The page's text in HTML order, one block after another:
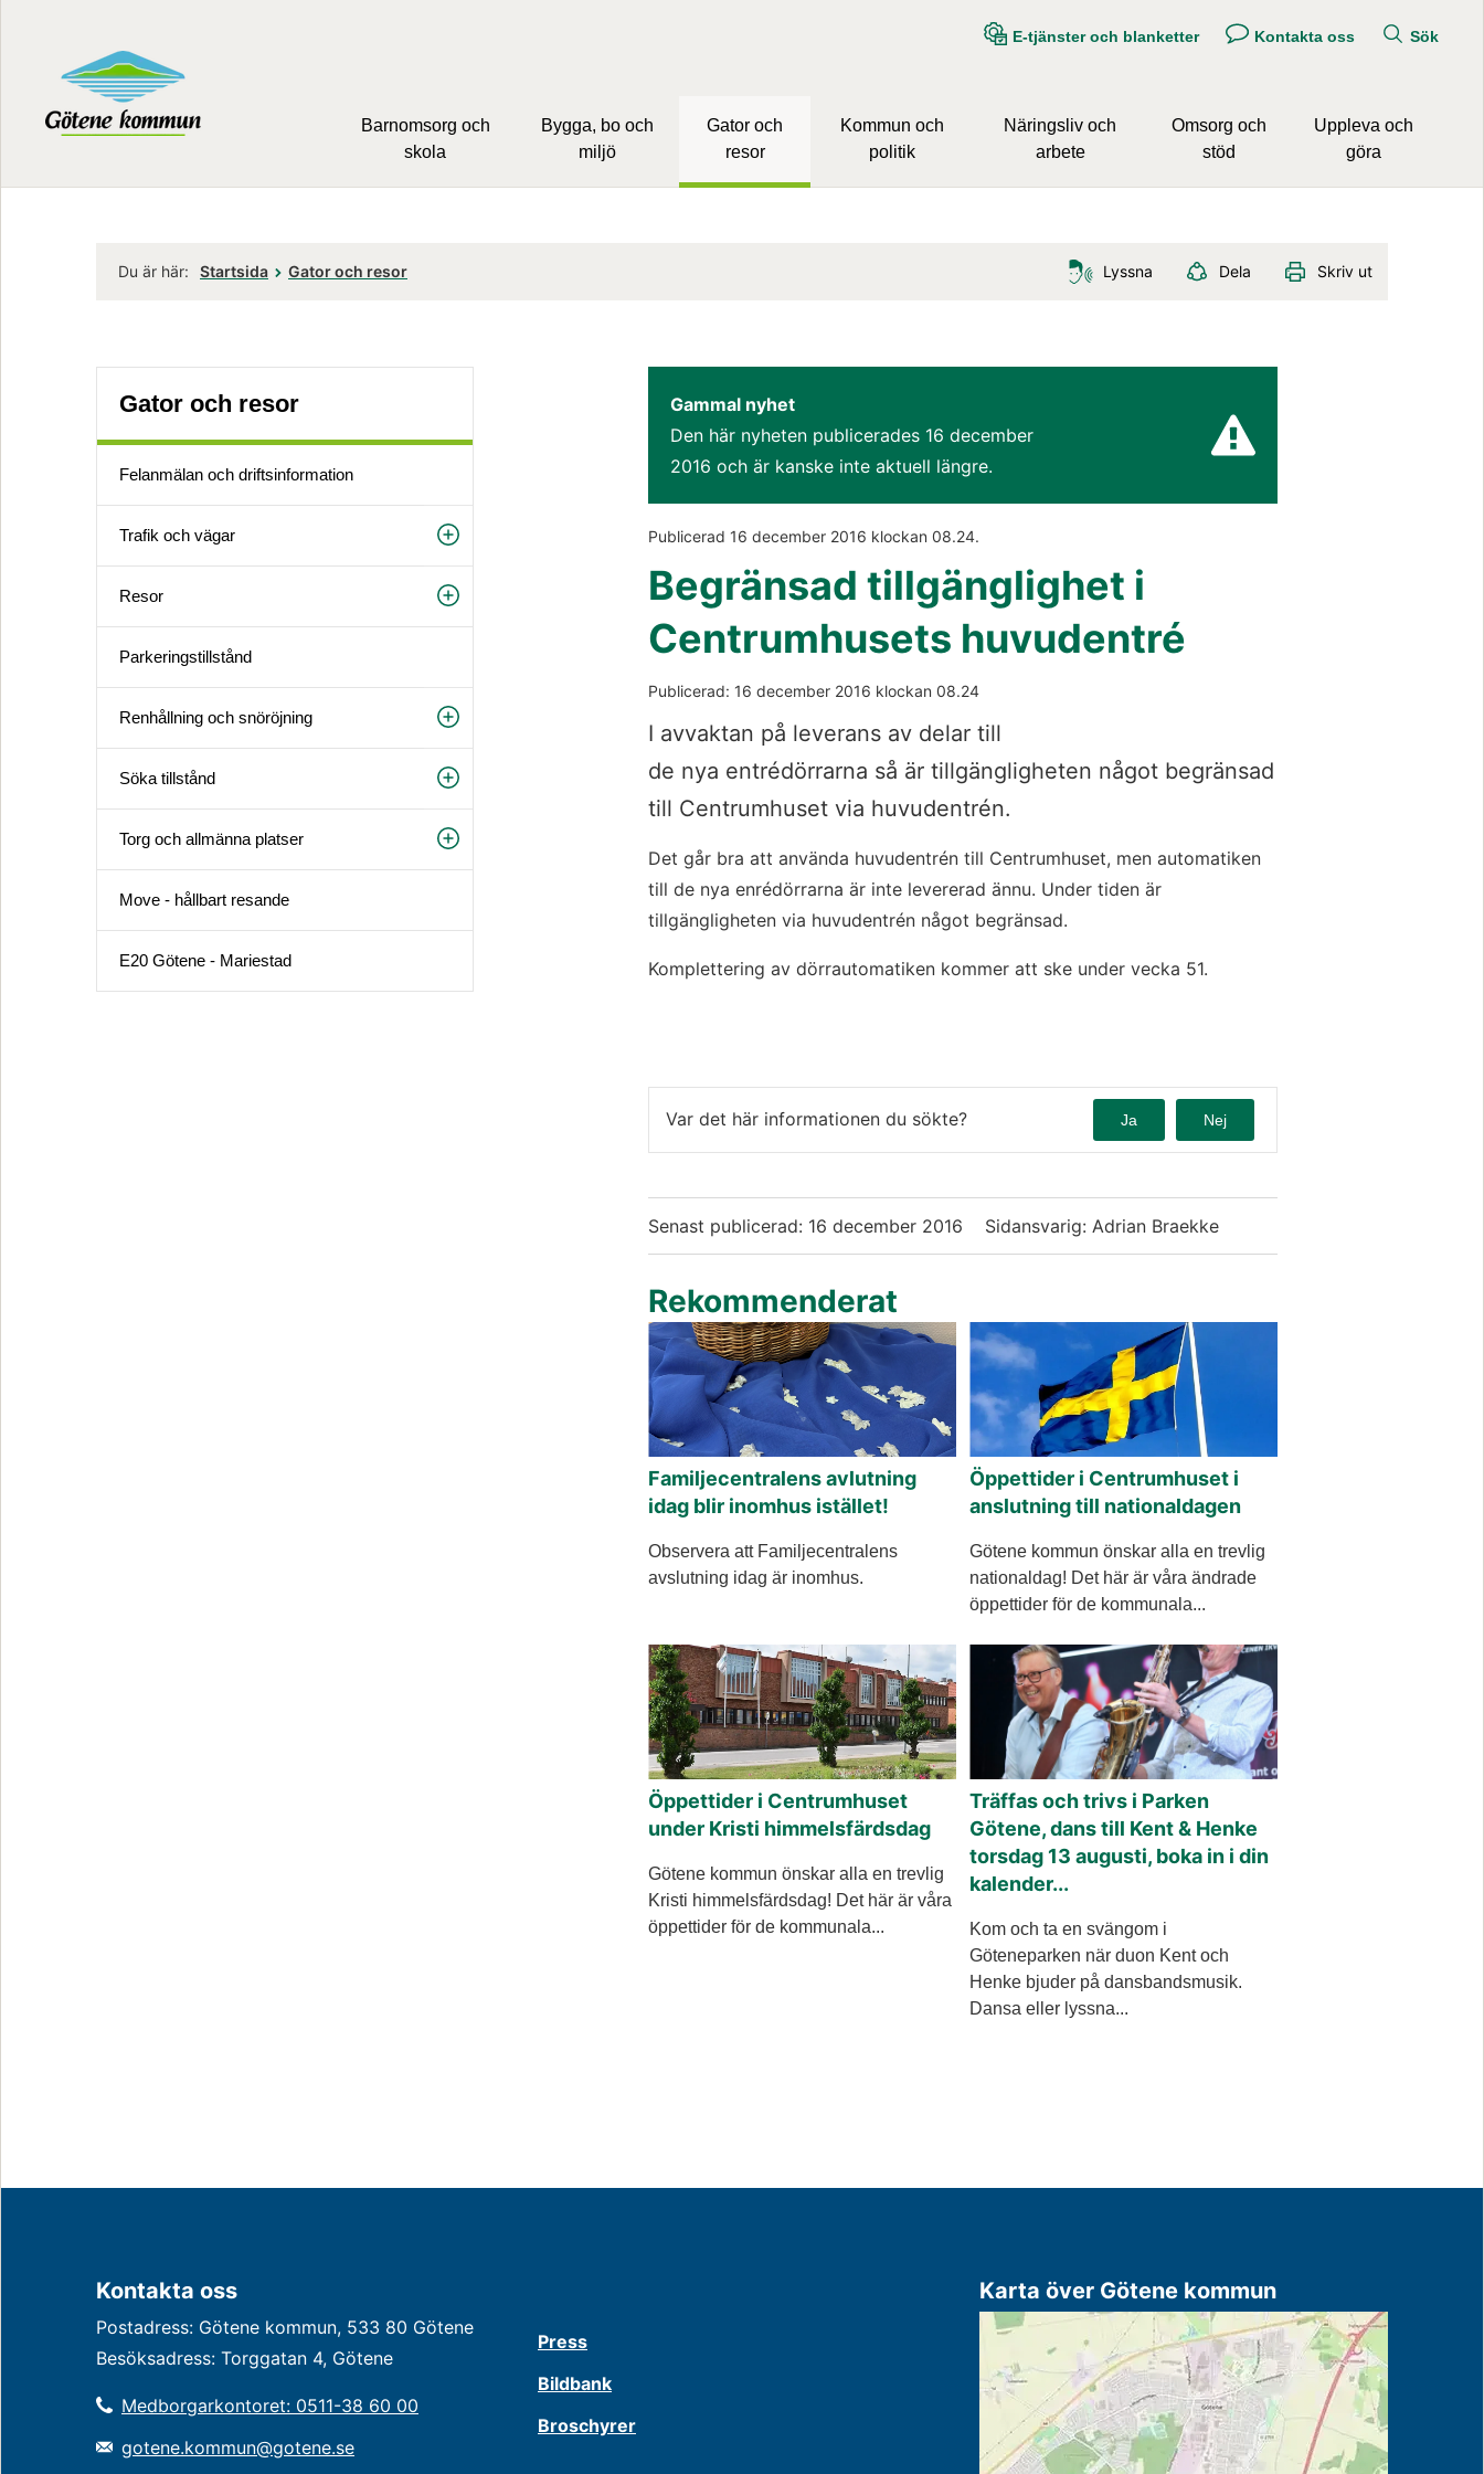
E-tjänster och blanketter Kontakta oss Sök
Barnomsorg och
skola
Bygga, bo och
miljö
Gator och
resor
Kommun och
politik
Näringsliv och
arbete
Omsorg och
stöd
Uppleva och
göra
Du är här: Startsida Gator och resor Lyssna Dela Skriv ut
Gator och resor
Felanmälan och driftsinformation
Trafik och vägar
Resor
Parkeringstillstånd
Renhållning och snöröjning
Söka tillstånd
Torg och allmänna platser
Move - hållbart resande
E20 Götene - Mariestad
Gammal nyhet
Den här nyheten publicerades 16 december
2016 och är kanske inte aktuell längre.
Publicerad 16 december 2016 klockan 08.24.
Begränsad tillgänglighet i
Centrumhusets huvudentré
Publicerad: 16 december 2016 klockan 08.24
I avvaktan på leverans av delar till
de nya entrédörrarna så är tillgängligheten något begränsad
till Centrumhuset via huvudentrén.
Det går bra att använda huvudentrén till Centrumhuset, men automatiken
till de nya enrédörrarna är inte levererad ännu. Under tiden är
tillgängligheten via huvudentrén något begränsad.
Komplettering av dörrautomatiken kommer att ske under vecka 51.
Var det här informationen du sökte? Ja Nej
Senast publicerad: 16 december 2016 Sidansvarig: Adrian Braekke
Rekommenderat
Familjecentralens avlutning
idag blir inomhus istället!
Observera att Familjecentralens
avslutning idag är inomhus.
Öppettider i Centrumhuset i
anslutning till nationaldagen
Götene kommun önskar alla en trevlig
nationaldag! Det här är våra ändrade
öppettider för de kommunala...
Öppettider i Centrumhuset
under Kristi himmelsfärdsdag
Götene kommun önskar alla en trevlig
Kristi himmelsfärdsdag! Det här är våra
öppettider för de kommunala...
Träffas och trivs i Parken
Götene, dans till Kent & Henke
torsdag 13 augusti, boka in i din
kalender...
Kom och ta en svängom i
Göteneparken när duon Kent och
Henke bjuder på dansbandsmusik.
Dansa eller lyssna...
Kontakta oss
Postadress: Götene kommun, 533 80 Götene
Besöksadress: Torggatan 4, Götene
Medborgarkontoret: 0511-38 60 00
gotene.kommun@gotene.se
Press
Bildbank
Broschyrer
Karta över Götene kommun